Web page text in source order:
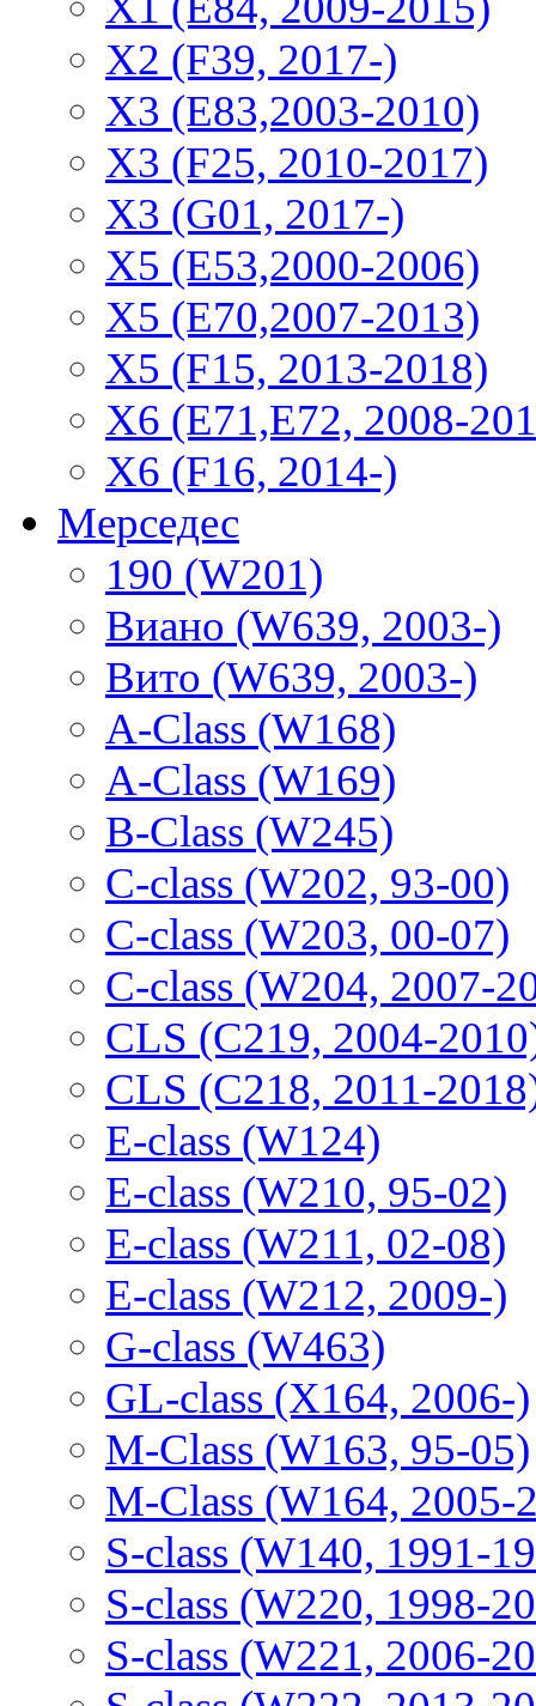
Х2 (F39, 2017-)
X3 (E83,2003-2010)
X3 (F25, 2010-2017)
X3 (G01, 2017-)
X5 (E53,2000-2006)
X5 (E70,2007-2013)
X5 (F15, 2013-2018)
X6 (E71,E72, 2008-
X6 (F16, 2014-)
Мерседес
190 (W201)
Виано (W639, 2003-)
Вито (W639, 2003-)
A-Class (W168)
A-Class (W169)
B-Class (W245)
C-class (W202, 93-00)
C-class (W203, 00-07)
C-class (W204, 2007-
CLS (C219, 2004-
CLS (C218, 2011-
E-class (W124)
E-class (W210, 95-02)
E-class (W211, 02-08)
E-class (W212, 2009-)
G-class (W463)
GL-class (X164, 2006-)
M-Class (W163, 95-05)
M-Class (W164, 2005-
S-class (W140, 1991-
S-class (W220, 1998-
S-class (W221, 2006-